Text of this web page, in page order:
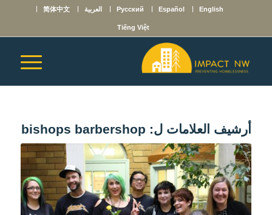
English
Español
Русский العربية 简体中文
Tiếng Việt
أرشيف العلامات ل: bishops barbershop